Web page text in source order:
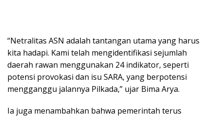
“Netralitas ASN adalah tantangan utama yang harus
kita hadapi. Kami telah mengidentifikasi sejumlah
daerah rawan menggunakan 24 indikator, seperti
potensi provokasi dan isu SARA, yang berpotensi
mengganggu jalannya Pilkada,” ujar Bima Arya.
Ia juga menambahkan bahwa pemerintah terus